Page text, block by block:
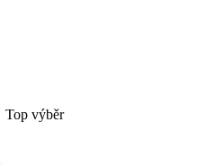
Top výběr